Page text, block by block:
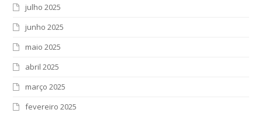
julho 2025
junho 2025
maio 2025
abril 2025
março 2025
fevereiro 2025